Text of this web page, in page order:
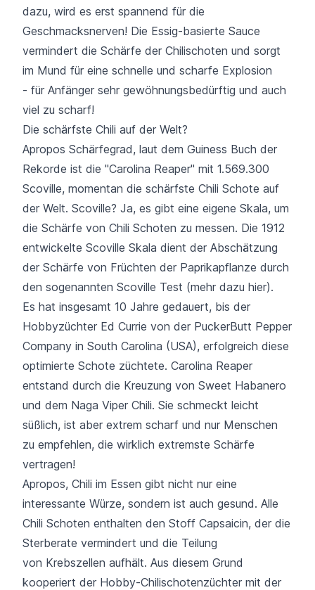
dazu, wird es erst spannend für die
Geschmacksnerven! Die Essig-basierte Sauce
vermindert die Schärfe der Chilischoten und sorgt
im Mund für eine schnelle und scharfe Explosion
- für Anfänger sehr gewöhnungsbedürftig und auch
viel zu scharf!
Die schärfste Chili auf der Welt?
Apropos Schärfegrad, laut dem Guiness Buch der
Rekorde ist die "Carolina Reaper" mit 1.569.300
Scoville, momentan die schärfste Chili Schote auf
der Welt. Scoville? Ja, es gibt eine eigene Skala, um
die Schärfe von Chili Schoten zu messen. Die 1912
entwickelte Scoville Skala dient der Abschätzung
der Schärfe von Früchten der Paprikapflanze durch
den sogenannten Scoville Test (mehr dazu hier).
Es hat insgesamt 10 Jahre gedauert, bis der
Hobbyzüchter Ed Currie von der PuckerButt Pepper
Company in South Carolina (USA), erfolgreich diese
optimierte Schote züchtete. Carolina Reaper
entstand durch die Kreuzung von Sweet Habanero
und dem Naga Viper Chili. Sie schmeckt leicht
süßlich, ist aber extrem scharf und nur Menschen
zu empfehlen, die wirklich extremste Schärfe
vertragen!
Apropos, Chili im Essen gibt nicht nur eine
interessante Würze, sondern ist auch gesund. Alle
Chili Schoten enthalten den Stoff Capsaicin, der die
Sterberate vermindert und die Teilung
von Krebszellen aufhält. Aus diesem Grund
kooperiert der Hobby-Chilischotenzüchter mit der